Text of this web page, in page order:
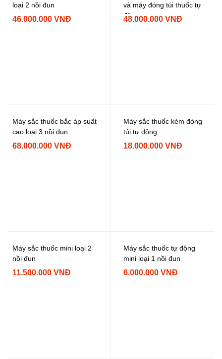
loại 2 nồi đun
46.000.000 VNĐ
và máy đóng túi thuốc tự
động
48.000.000 VNĐ
Máy sắc thuốc bắc áp suất
cao loại 3 nồi đun
68.000.000 VNĐ
Máy sắc thuốc kèm đóng
túi tự động
18.000.000 VNĐ
Máy sắc thuốc mini loại 2
nồi đun
11.500.000 VNĐ
Máy sắc thuốc tự động
mini loại 1 nồi đun
6.000.000 VNĐ